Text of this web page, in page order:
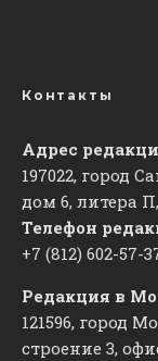
Контакты
Адрес
197022, город
дом 6, литера
Телефон
+7 (812) 602-57-
Редакция в
121596, город
строение 3,